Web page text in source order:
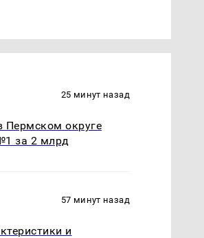
25 минут назад
Пермском округе
за 2 млрд
57 минут назад
и